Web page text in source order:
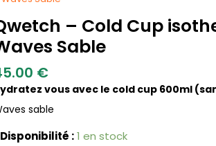
– Cold Cup
Sable
€
vous avec le cold cup 600ml
sable
Disponibilité :1 en stock
quantité